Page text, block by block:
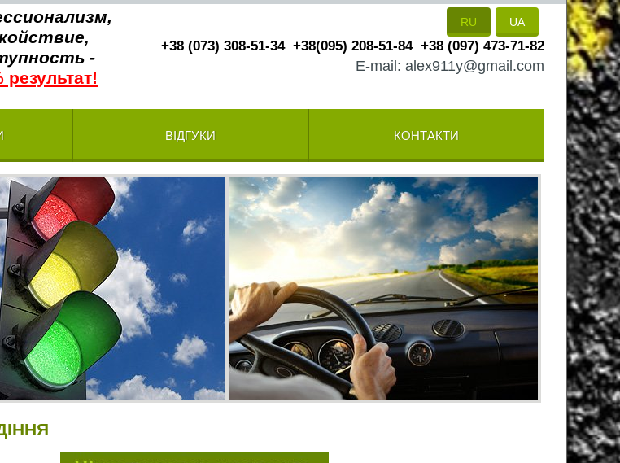
RU UA
-
результат!
+38 (073) 308-51-34 +38(095) 208-51-84 +38 (097) 473-71-82
E-mail: alex911y@gmail.com
ВІДГУКИ КОНТАКТИ